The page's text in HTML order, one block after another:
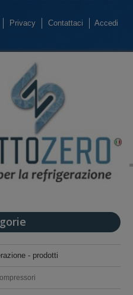
Privacy Contattaci Accedi
- prodotti